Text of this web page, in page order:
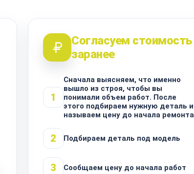
Согласуем стоимость
заранее
1
Сначала выясняем, что именно
вышло из строя, чтобы вы
понимали объем работ. После
этого подбираем нужную деталь и
называем цену до начала ремонта
2 Подбираем деталь под модель
3 Сообщаем цену до начала работ